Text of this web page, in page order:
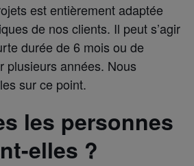
est entièrement adaptée
de nos clients. Il peut s’agir
durée de 6 mois ou de
plusieurs années. Nous
sur ce point.
les personnes
elles ?